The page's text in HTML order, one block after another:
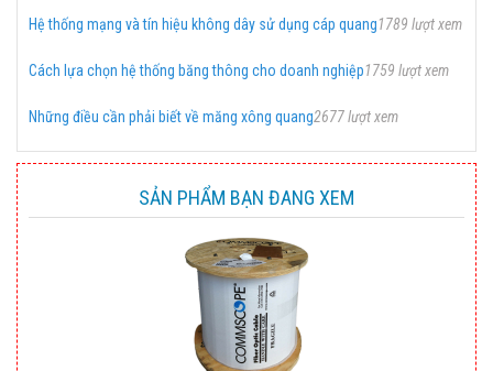
Hệ thống mạng và tín hiệu không dây sử dụng cáp quang1789 lượt xem
Cách lựa chọn hệ thống băng thông cho doanh nghiệp1759 lượt xem
Những điều cần phải biết về măng xông quang2677 lượt xem
SẢN PHẨM BẠN ĐANG XEM